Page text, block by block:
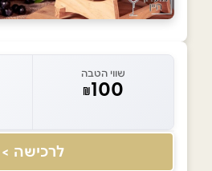
שווי הטבה
₪100
לרכישה >